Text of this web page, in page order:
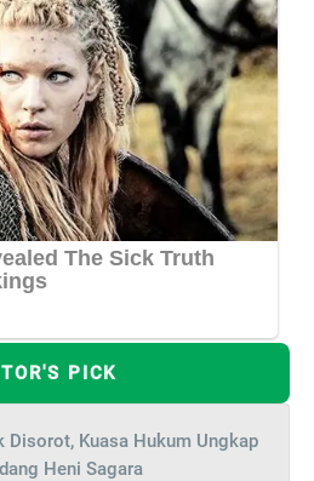
PICK
Disorot, Kuasa Hukum Ungkap
Heni Sagara